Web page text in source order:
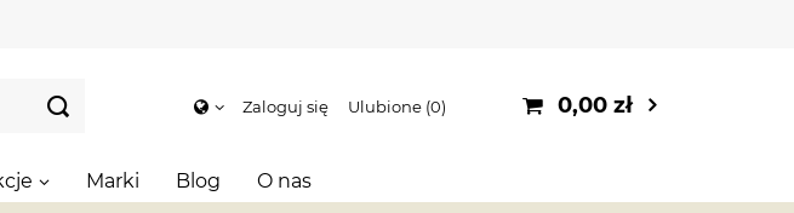
Zaloguj się Ulubione 0 0,00 zł
Marki Blog O nas